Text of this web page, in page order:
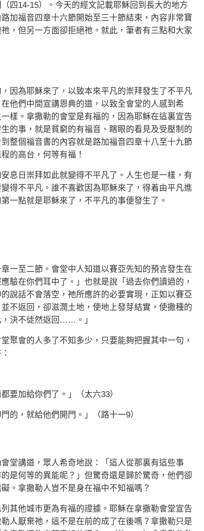
四14-15）。今天的經文記載耶穌回到長大的地方
加福音四章十六節開始至三十節結束，內容非常寶
，但另一方面卻拒絕祂。就此，筆者有三點和大家
為耶穌來了，以致本來平凡的崇拜發生了不平凡
他們中間宣講恩典的道，以致全會堂的人感到希
樣。拿撒勒的會堂是有福的，因為耶穌在這裏宣告
的事，就是貧窮的有福音、瞎眼的看見及受壓制的
整個福音書的內容就是路加福音四章十八至十九節
的高台，何等有福！
日崇拜如此就變得不平凡了。人生也是一樣，有
得不平凡。誰不喜歡因為耶穌來了，得着由平凡進
一點就是耶穌來了，不平凡的事便發生了。
至二節。會堂中人知道以賽亞先知的預言發生在
驗在你們耳中了。」也就是說「過去你們讀過的，
說話不會落空，祂所應許的必要實現，正如以賽亞
不返回，卻滋潤土地，使地上發芽結實，使撒種的
決不徒然返回……。」
會的人多了不知多少，只要能夠把握其中一句，
加給你們了。」（太六33）
，就給他們開門。」（路十一9）
講道，眾人希奇地說：「這人從那裏有這些事
是何等的異能呢？」但驚奇還是歸於驚奇，他們卻
。拿撒勒人豈不是身在福中不知福嗎？
他城市更為有福的證據。耶穌在拿撒勒會堂宣告
人厭棄祂，這不是在前的成了在後嗎？拿撒勒只是